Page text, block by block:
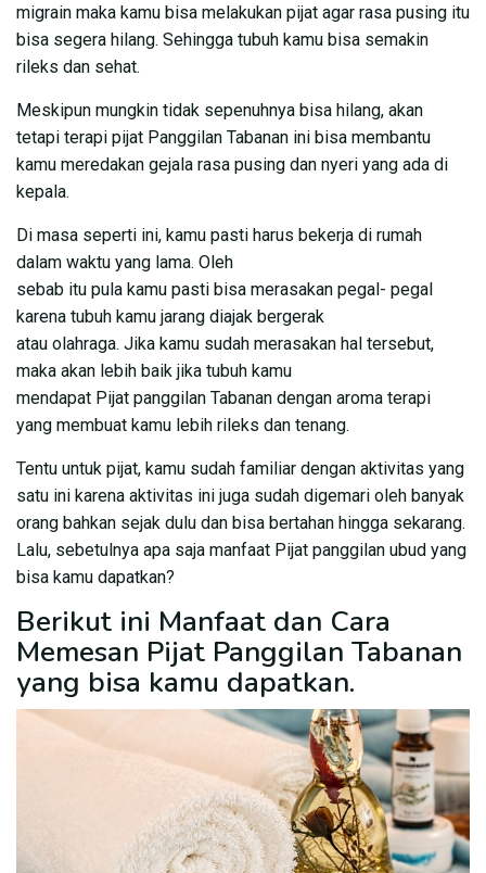
migrain maka kamu bisa melakukan pijat agar rasa pusing itu
bisa segera hilang. Sehingga tubuh kamu bisa semakin
rileks dan sehat.
Meskipun mungkin tidak sepenuhnya bisa hilang, akan
tetapi terapi pijat Panggilan Tabanan ini bisa membantu
kamu meredakan gejala rasa pusing dan nyeri yang ada di
kepala.
Di masa seperti ini, kamu pasti harus bekerja di rumah
dalam waktu yang lama. Oleh
sebab itu pula kamu pasti bisa merasakan pegal- pegal
karena tubuh kamu jarang diajak bergerak
atau olahraga. Jika kamu sudah merasakan hal tersebut,
maka akan lebih baik jika tubuh kamu
mendapat Pijat panggilan Tabanan dengan aroma terapi
yang membuat kamu lebih rileks dan tenang.
Tentu untuk pijat, kamu sudah familiar dengan aktivitas yang
satu ini karena aktivitas ini juga sudah digemari oleh banyak
orang bahkan sejak dulu dan bisa bertahan hingga sekarang.
Lalu, sebetulnya apa saja manfaat Pijat panggilan ubud yang
bisa kamu dapatkan?
Berikut ini Manfaat dan Cara
Memesan Pijat Panggilan Tabanan
yang bisa kamu dapatkan.